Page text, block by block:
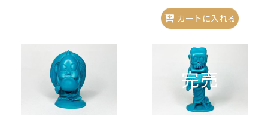
カートに入れる